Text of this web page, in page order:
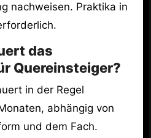
nachweisen. Praktika in
das
Quereinsteiger?
in der Regel
abhängig von
und dem Fach.